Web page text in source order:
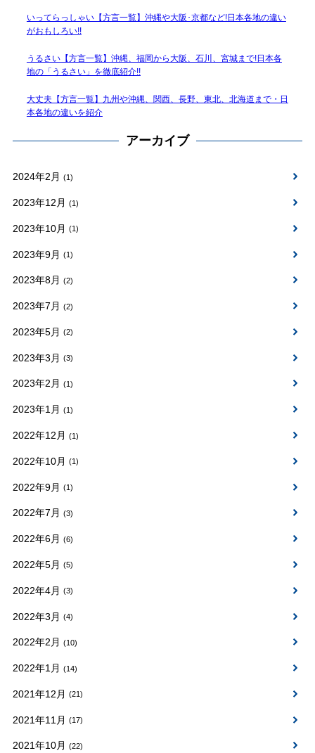
いってらっしゃい【方言一覧】沖縄や大阪･京都など!日本各地の違い
がおもしろい!!
うるさい【方言一覧】沖縄、福岡から大阪、石川、宮城まで!日本各
地の「うるさい」を徹底紹介!!
大丈夫【方言一覧】九州や沖縄、関西、長野、東北、北海道まで・日
本各地の違いを紹介
アーカイブ
2024年2月 (1)
2023年12月 (1)
2023年10月 (1)
2023年9月 (1)
2023年8月 (2)
2023年7月 (2)
2023年5月 (2)
2023年3月 (3)
2023年2月 (1)
2023年1月 (1)
2022年12月 (1)
2022年10月 (1)
2022年9月 (1)
2022年7月 (3)
2022年6月 (6)
2022年5月 (5)
2022年4月 (3)
2022年3月 (4)
2022年2月 (10)
2022年1月 (14)
2021年12月 (21)
2021年11月 (17)
2021年10月 (22)